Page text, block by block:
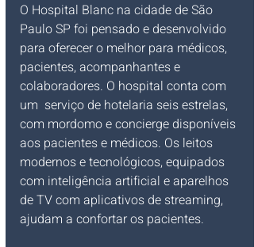
O Hospital Blanc na cidade de São
Paulo SP foi pensado e desenvolvido
para oferecer o melhor para médicos,
pacientes, acompanhantes e
colaboradores. O hospital conta com
um  serviço de hotelaria seis estrelas,
com mordomo e concierge disponíveis
aos pacientes e médicos. Os leitos
modernos e tecnológicos, equipados
com inteligência artificial e aparelhos
de TV com aplicativos de streaming,
ajudam a confortar os pacientes.